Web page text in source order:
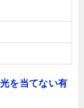
を当てない有